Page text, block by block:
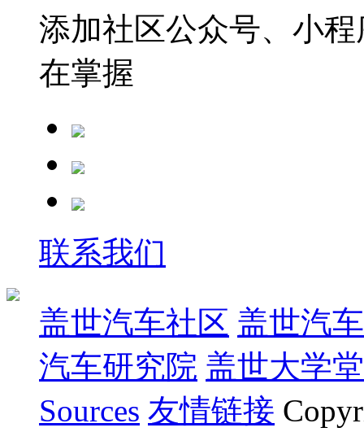
添加社区公众号、小
在掌握
联系我们
盖世汽车社区 盖世汽
汽车研究院 盖世大学堂
Sources 友情链接